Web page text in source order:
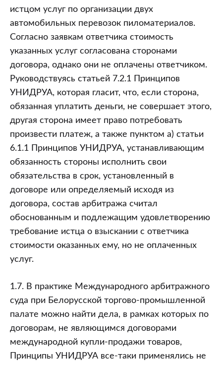
истцом услуг по организации двух
автомобильных перевозок пиломатериалов.
Согласно заявкам ответчика стоимость
указанных услуг согласована сторонами
договора, однако они не оплачены ответчиком.
Руководствуясь статьей 7.2.1 Принципов
УНИДРУА, которая гласит, что, если сторона,
обязанная уплатить деньги, не совершает этого,
другая сторона имеет право потребовать
произвести платеж, а также пунктом а) статьи
6.1.1 Принципов УНИДРУА, устанавливающим
обязанность стороны исполнить свои
обязательства в срок, установленный в
договоре или определяемый исходя из
договора, состав арбитража считал
обоснованным и подлежащим удовлетворению
требование истца о взыскании с ответчика
стоимости оказанных ему, но не оплаченных
услуг.
1.7. В практике Международного арбитражного
суда при Белорусской торгово-промышленной
палате можно найти дела, в рамках которых по
договорам, не являющимся договорами
международной купли-продажи товаров,
Принципы УНИДРУА все-таки применялись не